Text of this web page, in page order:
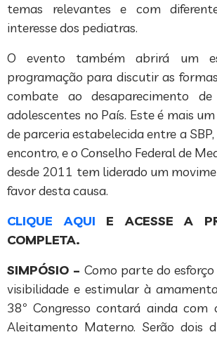
temas relevantes e com
interesse dos pediatras.
O evento também abrirá um
programação para discutir as
combate ao desaparecimento
adolescentes no País. Este é mais
de parceria estabelecida entre a
encontro, e o Conselho Federal de
desde 2011 tem liderado um
favor desta causa.
CLIQUE AQUI E ACESSE A
COMPLETA.
SIMPÓSIO – Como parte do
visibilidade e estimular à
38º Congresso contará ainda com
Aleitamento Materno. Serão dois